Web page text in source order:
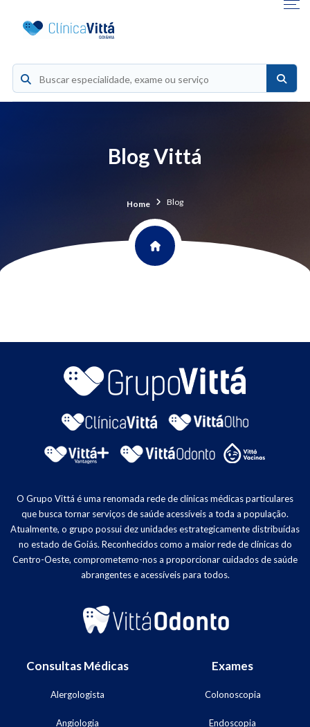
Blog Vittá
Home Blog
O Grupo Vittá é uma renomada rede de clínicas médicas particulares
que busca tornar serviços de saúde acessíveis a toda a população.
Atualmente, o grupo possui dez unidades estrategicamente distribuídas
no estado de Goiás. Reconhecidos como a maior rede de clínicas do
Centro-Oeste, comprometemo-nos a proporcionar cuidados de saúde
abrangentes e acessíveis para todos.
Consultas Médicas
Alergologista
Angiologia
Exames
Colonoscopia
Endoscopia